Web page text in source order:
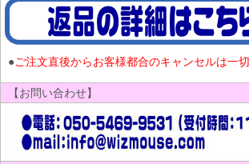
●ご注文直後からお客様都合のキャンセルは一
【お問い合わせ】